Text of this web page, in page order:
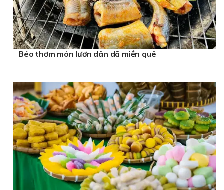
Béo thơm món lươn dân dã miền quê